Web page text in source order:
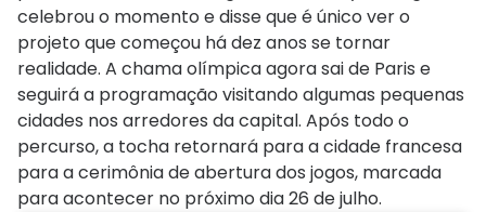
celebrou o momento e disse que é único ver o
projeto que começou há dez anos se tornar
realidade. A chama olímpica agora sai de Paris e
seguirá a programação visitando algumas pequenas
cidades nos arredores da capital. Após todo o
percurso, a tocha retornará para a cidade francesa
para a cerimônia de abertura dos jogos, marcada
para acontecer no próximo dia 26 de julho.